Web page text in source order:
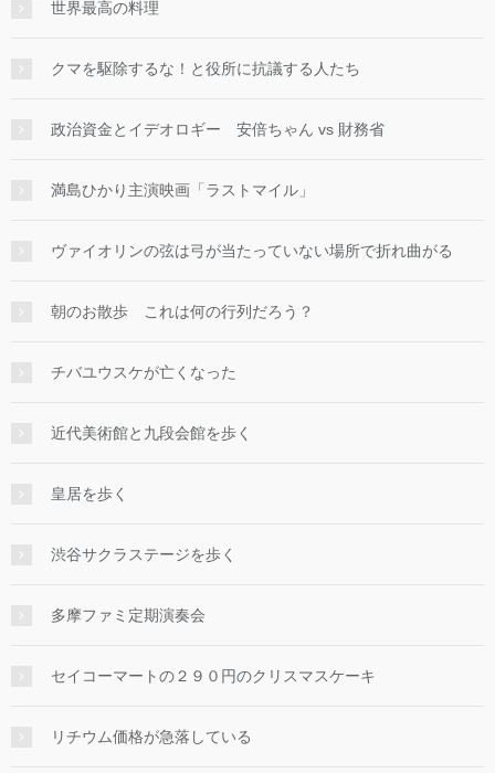
世界最高の料理
クマを駆除するな！と役所に抗議する人たち
政治資金とイデオロギー 安倍ちゃん vs 財務省
満島ひかり主演映画「ラストマイル」
ヴァイオリンの弦は弓が当たっていない場所で折れ曲がる
朝のお散歩 これは何の行列だろう？
チバユウスケが亡くなった
近代美術館と九段会館を歩く
皇居を歩く
渋谷サクラステージを歩く
多摩ファミ定期演奏会
セイコーマートの２９０円のクリスマスケーキ
リチウム価格が急落している